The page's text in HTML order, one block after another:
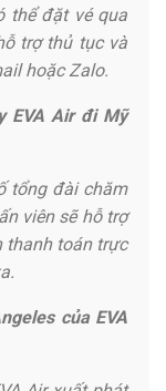
thể đặt vé qua
trợ thủ tục và
hoặc Zalo.
EVA Air đi Mỹ
tổng đài chăm
viên sẽ hỗ trợ
thanh toán trực
của EVA